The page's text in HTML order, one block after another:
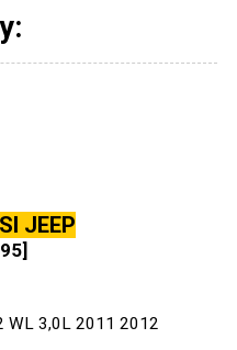
JEEP
WL 3,0L 2011 2012